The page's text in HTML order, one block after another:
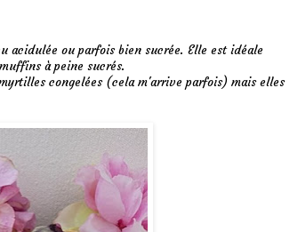
ou parfois bien sucrée. Elle est idéale
à peine sucrés.
congelées (cela m'arrive parfois) mais elles